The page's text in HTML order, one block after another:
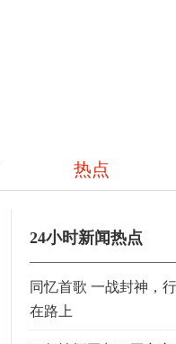
热点
24小时新闻热点
同忆首歌 一战封神，
在路上